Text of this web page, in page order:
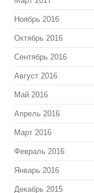
Ноябрь 2016
Октябрь 2016
Сентябрь 2016
Август 2016
Май 2016
Апрель 2016
Март 2016
Февраль 2016
Январь 2016
Декабрь 2015